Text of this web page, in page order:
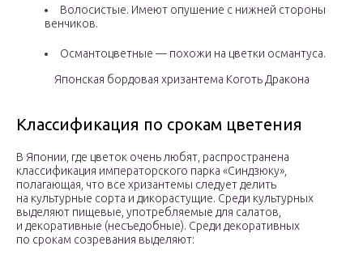
Волосистые. Имеют опушение с нижней стороны
венчиков.
Османтоцветные — похожи на цветки османтуса.
Японская бордовая хризантема Коготь Дракона
Классификация по срокам цветения
В Японии, где цветок очень любят, распространена
классификация императорского парка «Синдзюку»,
полагающая, что все хризантемы следует делить
на культурные сорта и дикорастущие. Среди культурных
выделяют пищевые, употребляемые для салатов,
и декоративные (несъедобные). Среди декоративных
по срокам созревания выделяют: